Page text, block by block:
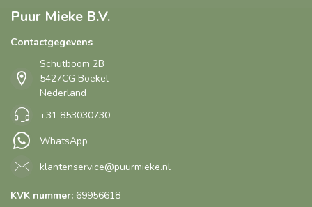
Puur Mieke B.V.
Contactgegevens
Schutboom 2B
5427CG Boekel
Nederland
+31 853030730
WhatsApp
klantenservice@puurmieke.nl
KVK nummer: 69956618